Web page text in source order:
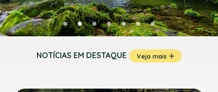
NOTÍCIAS EM DESTAQUE Veja mais